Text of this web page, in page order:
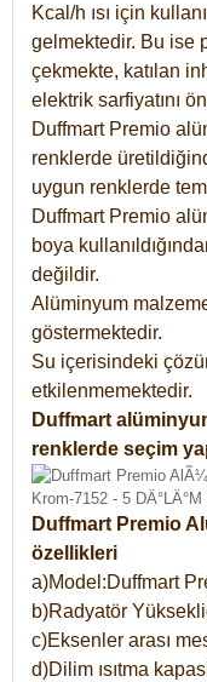
Kcal/h ısı için
gelmektedir. Bu ise
çekmekte, katılan
elektrik sarfiyatını
Duffmart Premio
renklerde
uygun renklerde
Duffmart Premio
boya
değildir.
Alüminyum
göstermektedir.
Su içerisindeki
etkilenmemektedir.
Duffmart
renklerde seçim
Duffmart Premio
özellikleri
a)Model:Duffmart
b)Radyatör
c)Eksenler arası
d)Dilim ısıtma